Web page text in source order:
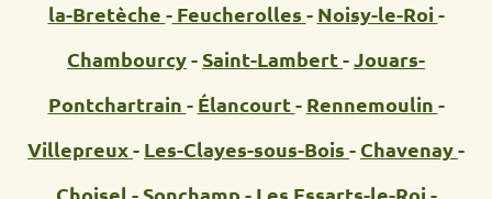
la-Bretèche -Feucherolles - Noisy-le-Roi-
Chambourcy-Saint-Lambert-Jouars-
Pontchartrain - Élancourt- Rennemoulin -
Villepreux- Les-Clayes-sous-Bois - Chavenay-